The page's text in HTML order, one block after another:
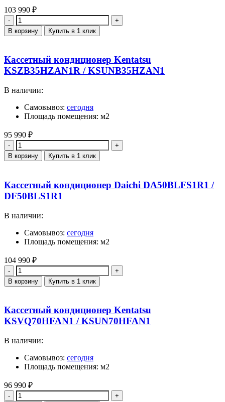
103 990 ₽
Количество
В корзину Купить в 1 клик
Кассетный кондиционер Kentatsu
KSZB35HZAN1R / KSUNB35HZAN1
В наличии:
Самовывоз: сегодня
Площадь помещения: м2
95 990 ₽
Количество
В корзину Купить в 1 клик
Кассетный кондиционер Daichi DA50BLFS1R1 /
DF50BLS1R1
В наличии:
Самовывоз: сегодня
Площадь помещения: м2
104 990 ₽
Количество
В корзину Купить в 1 клик
Кассетный кондиционер Kentatsu
KSVQ70HFAN1 / KSUN70HFAN1
В наличии:
Самовывоз: сегодня
Площадь помещения: м2
96 990 ₽
Количество